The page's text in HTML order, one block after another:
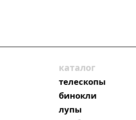
каталог
телескопы
бинокли
лупы